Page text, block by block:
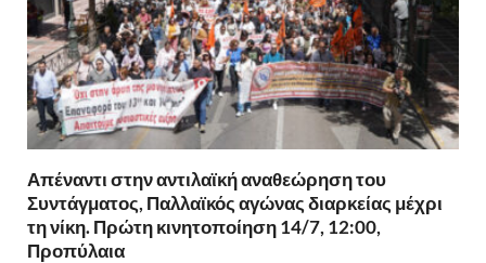
Απέναντι στην αντιλαϊκή αναθεώρηση του
Συντάγματος, Παλλαϊκός αγώνας διαρκείας μέχρι
τη νίκη. Πρώτη κινητοποίηση 14/7, 12:00,
Προπύλαια